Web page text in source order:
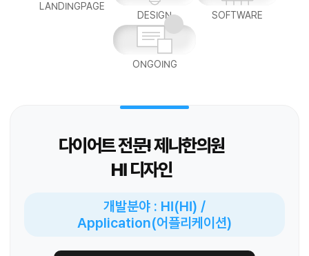
LANDINGPAGE
DESIGN
SOFTWARE
ONGOING
다이어트 전문! 제나한의원
HI 디자인
개발분야 : HI(HI) /
Application(어플리케이션)